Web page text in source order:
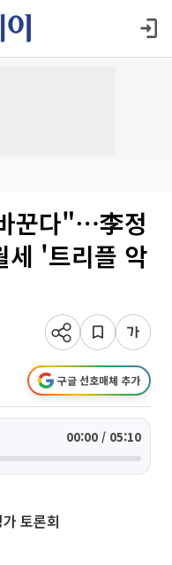
꾼다"⋯李정
세 '트리플 악
구글 선호매체 추가
00:00 / 05:10
토론회